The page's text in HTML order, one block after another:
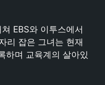
EBS와 이투스에서
리 잡은 그녀는 현재
하며 교육계의 살아있